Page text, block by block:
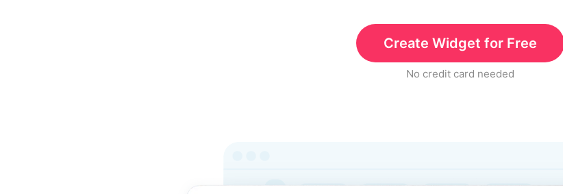
Create Widget for Free
No credit card needed